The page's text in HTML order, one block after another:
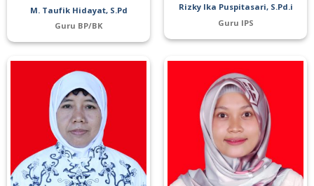
M. Taufik Hidayat, S.Pd
Guru BP/BK
Rizky Ika Puspitasari, S.Pd.i
Guru IPS